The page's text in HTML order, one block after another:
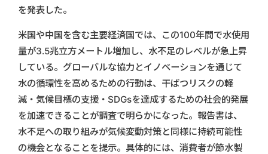
を発表した。
米国や中国を含む主要経済国では、この100年間で水使用
量が3.5兆立方メートル増加し、水不足のレベルが急上昇
している。グローバルな協力とイノベーションを通じて
水の循環性を高めるための行動は、干ばつリスクの軽
減・気候目標の支援・SDGsを達成するための社会的発展
を加速できることが調査で明らかになった。報告書は、
水不足への取り組みが気候変動対策と同様に持続可能性
の機会となることを提示。具体的には、消費者が節水製